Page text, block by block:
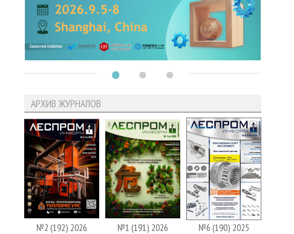
АРХИВ ЖУРНАЛОВ
№2 (192) 2026 №1 (191) 2026 №6 (190) 2025